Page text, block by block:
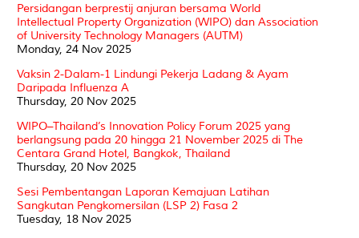
Persidangan berprestij anjuran bersama World
Intellectual Property Organization (WIPO) dan Association
of University Technology Managers (AUTM)
Monday, 24 Nov 2025
Vaksin 2-Dalam-1 Lindungi Pekerja Ladang & Ayam
Daripada Influenza A
Thursday, 20 Nov 2025
WIPO–Thailand’s Innovation Policy Forum 2025 yang
berlangsung pada 20 hingga 21 November 2025 di The
Centara Grand Hotel, Bangkok, Thailand
Thursday, 20 Nov 2025
Sesi Pembentangan Laporan Kemajuan Latihan
Sangkutan Pengkomersilan (LSP 2) Fasa 2
Tuesday, 18 Nov 2025